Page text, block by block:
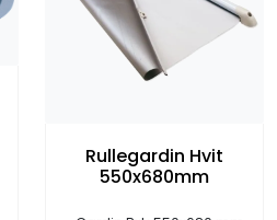
Rullegardin Hvit
550x680mm